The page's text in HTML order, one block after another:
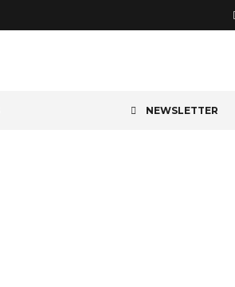
NEWSLETTER